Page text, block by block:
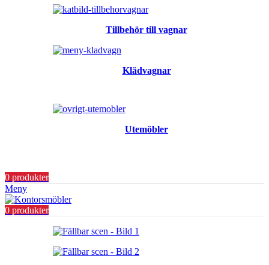
Tillbehör till vagnar
Klädvagnar
Utemöbler
0 produkter
Meny
0 produkter